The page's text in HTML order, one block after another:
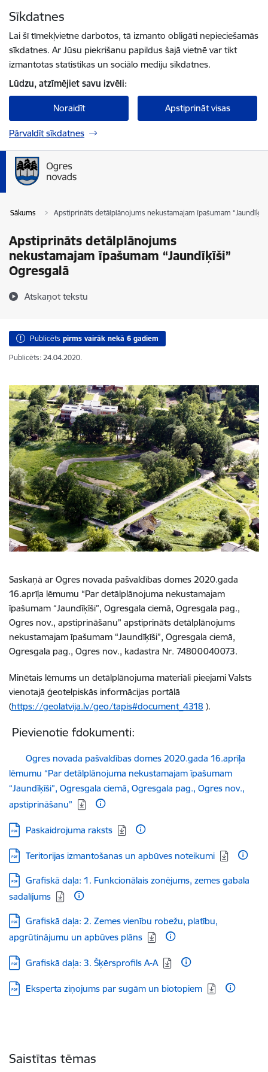
Sīkdatnes
Lai šī tīmekļvietne darbotos, tā izmanto obligāti nepieciešamās
sīkdatnes. Ar Jūsu piekrišanu papildus šajā vietnē var tikt
izmantotas statistikas un sociālo mediju sīkdatnes.
Lūdzu, atzīmējiet savu izvēli:
Noraidīt Apstiprināt visas
Pārvaldīt sīkdatnes
Sākums Apstiprināts detālplānojums nekustamajam īpašumam
Apstiprināts detālplānojums
nekustamajam īpašumam “Jaundīķīši”
Ogresgalā
Atskaņot tekstu
Publicēts pirms vairāk nekā 6 gadiem
Publicēts: 24.04.2020.
Saskaņā ar Ogres novada pašvaldības domes 2020.gada
16.aprīļa lēmumu “Par detālplānojuma nekustamajam
īpašumam “Jaundīķīši”, Ogresgala ciemā, Ogresgala pag.,
Ogres nov., apstiprināšanu” apstiprināts detālplānojums
nekustamajam īpašumam “Jaundīķīši”, Ogresgala ciemā,
Ogresgala pag., Ogres nov., kadastra Nr. 74800040073.
Minētais lēmums un detālplānojuma materiāli pieejami Valsts
vienotajā ģeotelpiskās informācijas portālā
(https://geolatvija.lv/geo/tapis#document_4318 ).
Pievienotie fdokumenti:
Lejupielādēt:
Ogres novada pašvaldības domes 2020.gada 16.aprīļa
lēmumu “Par detālplānojuma nekustamajam īpašumam
“Jaundīķīši”, Ogresgala ciemā, Ogresgala pag., Ogres nov.,
apstiprināšanu”
Lejupielādēt:
Paskaidrojuma raksts
Lejupielādēt:
Teritorijas izmantošanas un apbūves noteikumi
Lejupielādēt:
Grafiskā daļa: 1. Funkcionālais zonējums, zemes gabala
sadalījums
Lejupielādēt:
Grafiskā daļa: 2. Zemes vienību robežu, platību,
apgrūtinājumu un apbūves plāns
Lejupielādēt:
Grafiskā daļa: 3. Šķērsprofils A-A
Lejupielādēt:
Eksperta ziņojums par sugām un biotopiem
Saistītas tēmas